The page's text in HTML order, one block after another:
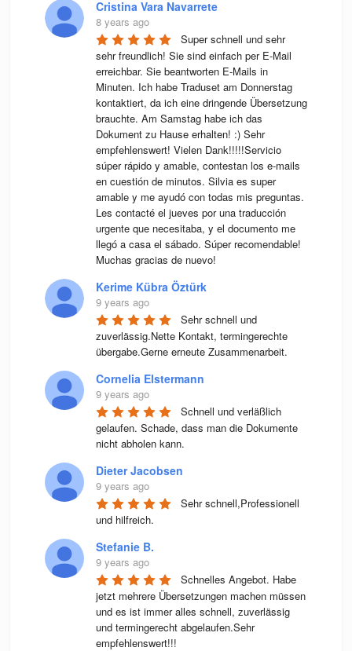
Cristina Vara Navarrete
8 years ago
Super schnell und sehr
sehr freundlich! Sie sind einfach per E-Mail
erreichbar. Sie beantworten E-Mails in
Minuten. Ich habe Traduset am Donnerstag
kontaktiert, da ich eine dringende Übersetzung
brauchte. Am Samstag habe ich das
Dokument zu Hause erhalten! :) Sehr
empfehlenswert! Vielen Dank!!!!!Servicio
súper rápido y amable, contestan los e-mails
en cuestión de minutos. Silvia es super
amable y me ayudó con todas mis preguntas.
Les contacté el jueves por una traducción
urgente que necesitaba, y el documento me
llegó a casa el sábado. Súper recomendable!
Muchas gracias de nuevo!
Kerime Kübra Öztürk
9 years ago
Sehr schnell und
zuverlässig.Nette Kontakt, termingerechte
übergabe.Gerne erneute Zusammenarbeit.
Cornelia Elstermann
9 years ago
Schnell und verläßlich
gelaufen. Schade, dass man die Dokumente
nicht abholen kann.
Dieter Jacobsen
9 years ago
Sehr schnell,Professionell
und hilfreich.
Stefanie B.
9 years ago
Schnelles Angebot. Habe
jetzt mehrere Übersetzungen machen müssen
und es ist immer alles schnell, zuverlässig
und termingerecht abgelaufen.Sehr
empfehlenswert!!!